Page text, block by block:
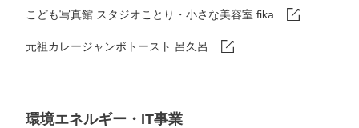
こども写真館 スタジオことり・小さな美容室 fika
元祖カレージャンボトースト 呂久呂
環境エネルギー・IT事業